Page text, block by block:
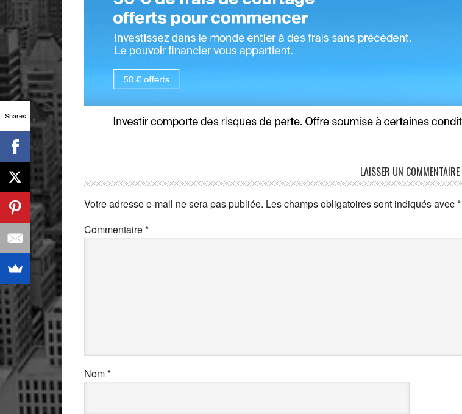
LAISSER UN COMMENTAIRE
Votre adresse e-mail ne sera pas publiée. Les champs obligatoires sont indiqués avec*
Commentaire*
Nom*
Shares